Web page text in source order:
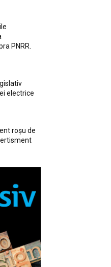
PNRR.
electrice
roșu de